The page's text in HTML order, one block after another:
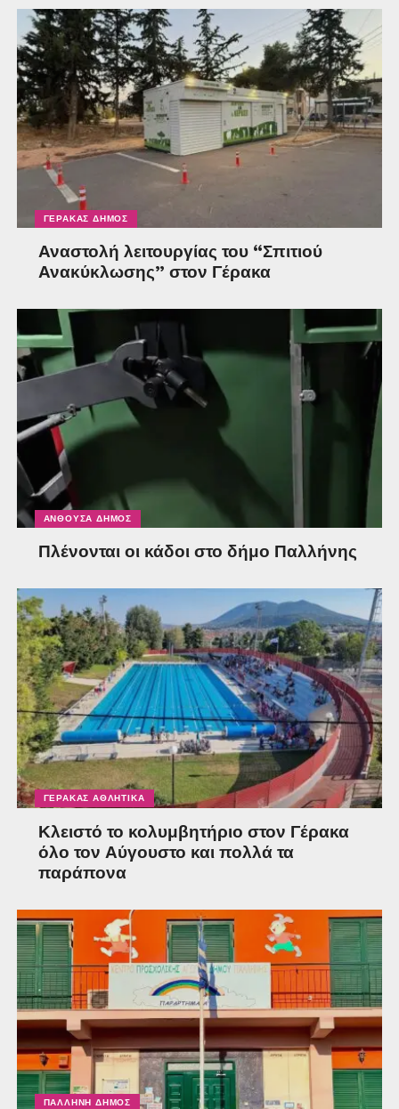
ΓΈΡΑΚΑΣ ΔΉΜΟΣ
Αναστολή λειτουργίας του “Σπιτιού
Ανακύκλωσης” στον Γέρακα
ΑΝΘΟΎΣΑ ΔΉΜΟΣ
Πλένονται οι κάδοι στο δήμο Παλλήνης
ΓΈΡΑΚΑΣ ΑΘΛΗΤΙΚΆ
Κλειστό το κολυμβητήριο στον Γέρακα
όλο τον Αύγουστο και πολλά τα
παράπονα
ΠΑΛΛΉΝΗ ΔΉΜΟΣ